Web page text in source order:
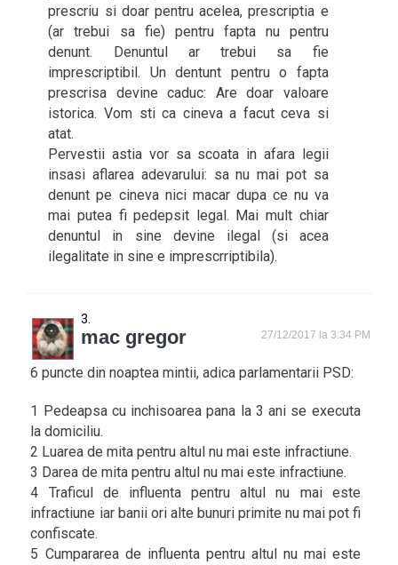
prescriu si doar pentru acelea, prescriptia e
(ar trebui sa fie) pentru fapta nu pentru
denunt. Denuntul ar trebui sa fie
imprescriptibil. Un dentunt pentru o fapta
prescrisa devine caduc: Are doar valoare
istorica. Vom sti ca cineva a facut ceva si
atat.
Pervestii astia vor sa scoata in afara legii
insasi aflarea adevarului: sa nu mai pot sa
denunt pe cineva nici macar dupa ce nu va
mai putea fi pedepsit legal. Mai mult chiar
denuntul in sine devine ilegal (si acea
ilegalitate in sine e imprescrriptibila).
mac gregor 27/12/2017 la 3:34 PM
6 puncte din noaptea mintii, adica parlamentarii PSD:
1 Pedeapsa cu inchisoarea pana la 3 ani se executa
la domiciliu.
2 Luarea de mita pentru altul nu mai este infractiune.
3 Darea de mita pentru altul nu mai este infractiune.
4 Traficul de influenta pentru altul nu mai este
infractiune iar banii ori alte bunuri primite nu mai pot fi
confiscate.
5 Cumpararea de influenta pentru altul nu mai este